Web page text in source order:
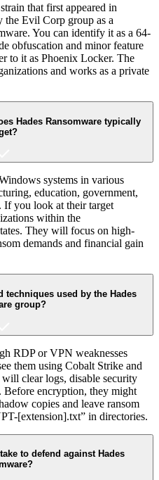
that first appeared in
the Evil Corp group as a
You can identify it as a 64-
obfuscation and minor feature
to it as Phoenix Locker. The
and works as a private
Hades Ransomware typically
systems in various
education, government,
If you look at their target
within the
They will focus on high-
demands and financial gain
techniques used by the Hades
group?
RDP or VPN weaknesses
them using Cobalt Strike and
clear logs, disable security
Before encryption, they might
copies and leave ransom
[extension].txt” in directories.
to defend against Hades